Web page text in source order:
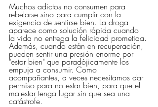
Muchos adictos no consumen para
rebelarse sino para cumplir con la
exigencia de sentirse bien. La droga
aparece como solución rápida cuando
la vida no entrega la felicidad prometida.
Además, cuando están en recuperación,
pueden sentir una presión enorme por
"estar bien" que paradójicamente los
empuja a consumir. Como
acompañantes, a veces necesitamos dar
permiso para no estar bien, para que el
malestar tenga lugar sin que sea una
catástrofe.